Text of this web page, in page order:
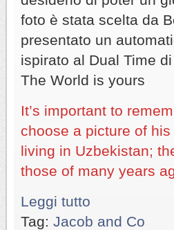
foto è stata scelta da
presentato un
ispirato al Dual Time
The World is yours
It’s important to
choose a picture of
living in Uzbekistan;
those of many years
Leggi tutto
Tag: Jacob and Co